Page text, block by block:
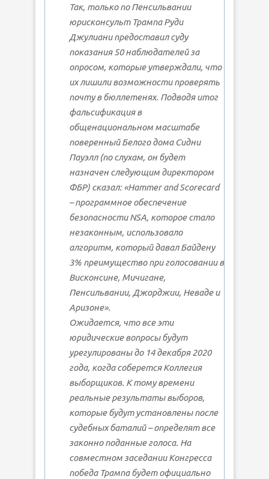
Так, только по Пенсильвании
юрисконсульт Трампа Руди
Джулиани предоставил суду
показания 50 наблюдателей за
опросом, которые утверждали, что
их лишили возможности проверять
почту в бюллетенях. Подводя итог
фальсификация в
общенациональном масштабе
поверенный Белого дома Сидни
Пауэлл (по слухам, он будет
назначен следующим директором
ФБР) сказал: «Hammer and Scorecard
– программное обеспечение
безопасности NSA, которое стало
незаконным, использовало
алгоритм, который давал Байдену
3% преимущество при голосовании в
Висконсине, Мичигане,
Пенсильвании, Джорджии, Неваде и
Аризоне».
Ожидается, что все эти
юридические вопросы будут
урегулированы до 14 декабря 2020
года, когда соберется Коллегия
выборщиков. К тому времени
реальные результаты выборов,
которые будут установлены после
судебных баталий – определят все
законно поданные голоса. На
совместном заседании Конгресса
победа Трампа будет официально